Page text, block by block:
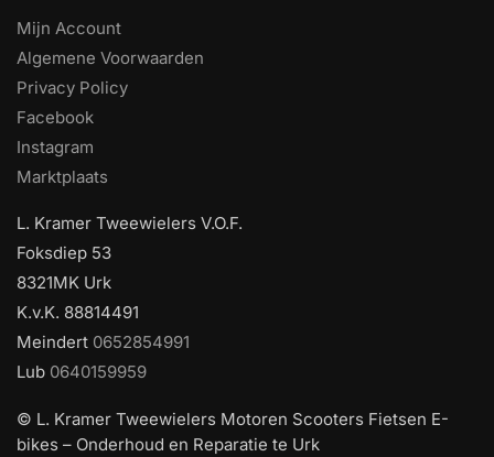
Mijn Account
Algemene Voorwaarden
Privacy Policy
Facebook
Instagram
Marktplaats
L. Kramer Tweewielers V.O.F.
Foksdiep 53
8321MK Urk
K.v.K. 88814491
Meindert 0652854991
Lub 0640159959
© L. Kramer Tweewielers Motoren Scooters Fietsen E-
bikes – Onderhoud en Reparatie te Urk